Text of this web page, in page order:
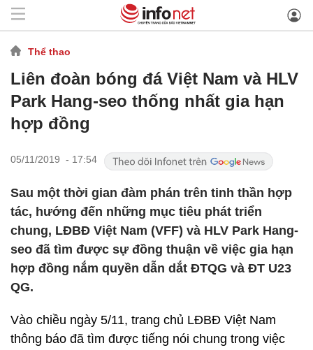
Thể thao
Liên đoàn bóng đá Việt Nam và HLV
Park Hang-seo thống nhất gia hạn
hợp đồng
05/11/2019 - 17:54
Sau một thời gian đàm phán trên tinh thần hợp
tác, hướng đến những mục tiêu phát triển
chung, LĐBĐ Việt Nam (VFF) và HLV Park Hang-
seo đã tìm được sự đồng thuận về việc gia hạn
hợp đồng nắm quyền dẫn dắt ĐTQG và ĐT U23
QG.
Vào chiều ngày 5/11, trang chủ LĐBĐ Việt Nam
thông báo đã tìm được tiếng nói chung trong việc